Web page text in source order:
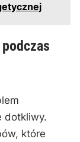
dotkliwy.
które